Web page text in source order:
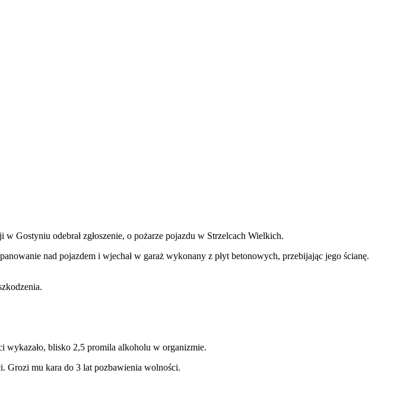
Gostyniu odebrał zgłoszenie, o pożarze pojazdu w Strzelcach Wielkich.
nad pojazdem i wjechał w garaż wykonany z płyt betonowych, przebijając jego ścianę.
wykazało, blisko 2,5 promila alkoholu w organizmie.
Grozi mu kara do 3 lat pozbawienia wolności.